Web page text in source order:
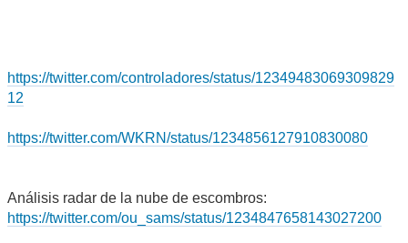
https://twitter.com/controladores/status/12349483069309829
12
https://twitter.com/WKRN/status/1234856127910830080
Análisis radar de la nube de escombros:
https://twitter.com/ou_sams/status/1234847658143027200